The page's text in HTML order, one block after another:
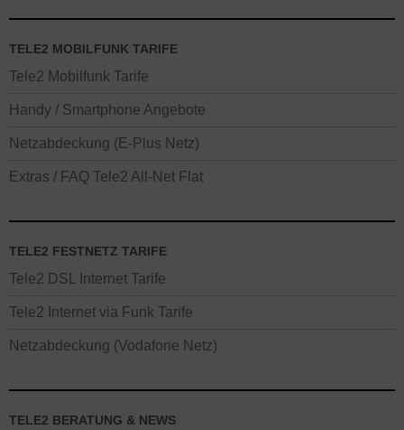
TELE2 MOBILFUNK TARIFE
Tele2 Mobilfunk Tarife
Handy / Smartphone Angebote
Netzabdeckung (E-Plus Netz)
Extras / FAQ Tele2 All-Net Flat
TELE2 FESTNETZ TARIFE
Tele2 DSL Internet Tarife
Tele2 Internet via Funk Tarife
Netzabdeckung (Vodafone Netz)
TELE2 BERATUNG & NEWS